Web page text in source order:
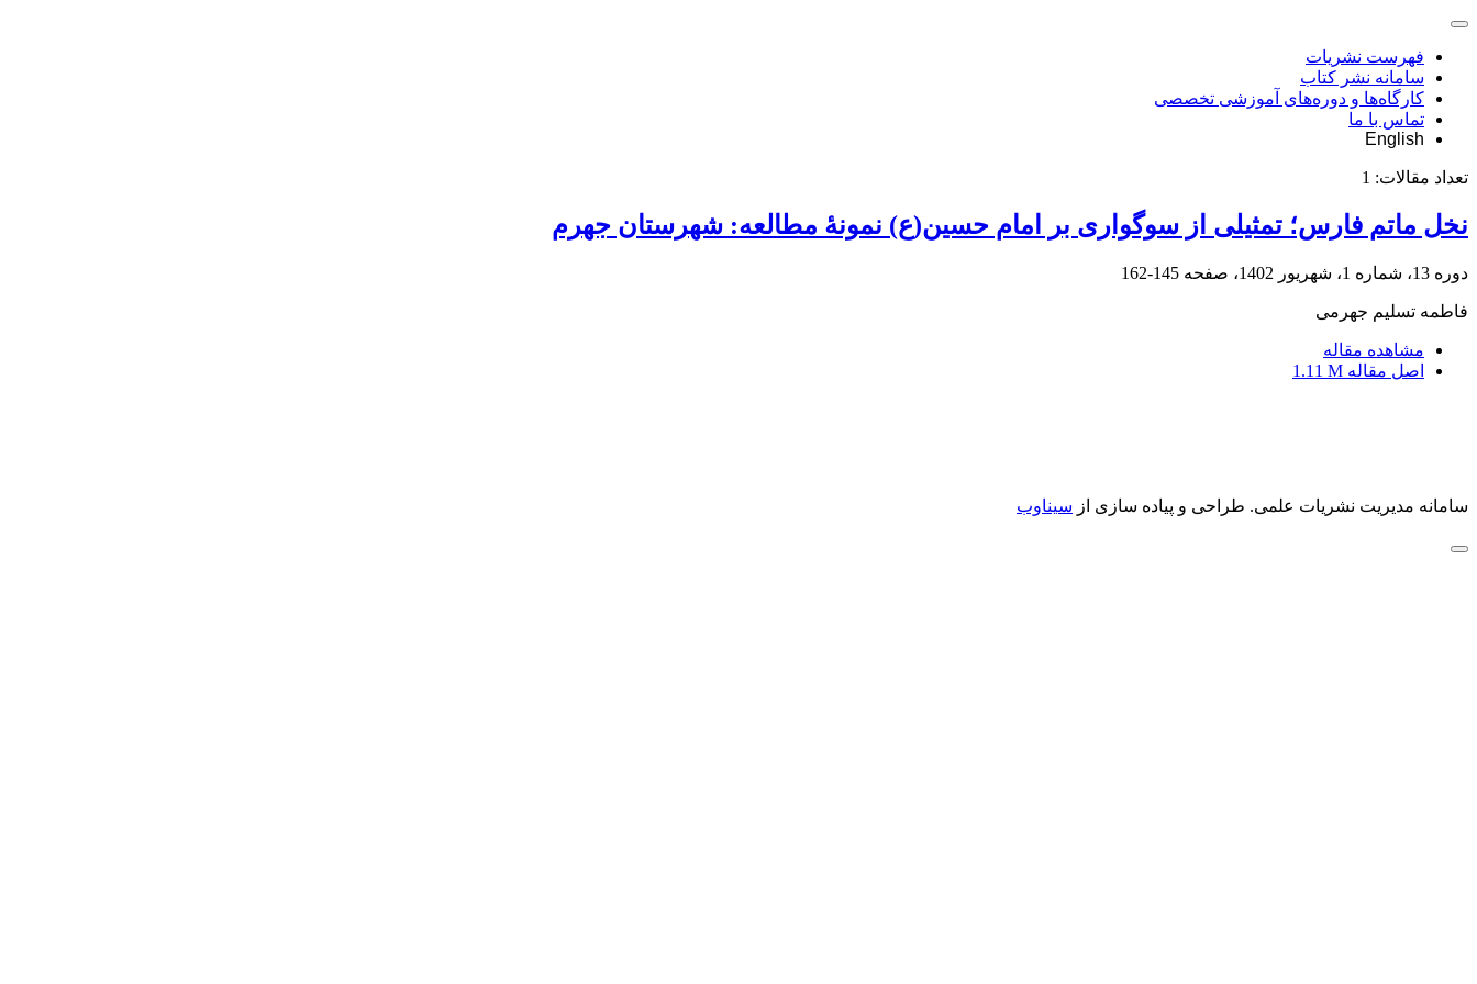
فهرست نشریات
سامانه نشر کتاب
کارگاه‌ها و دوره‌های آموزشی تخصصی
تماس با ما
English
تعداد مقالات: 1
نخل ماتم فارس؛ تمثیلی از سوگواری بر امام حسین(ع) نمونۀ مطالعه: شهرستان جهرم
دوره 13، شماره 1، شهریور 1402، صفحه 145-162
فاطمه تسلیم جهرمی
مشاهده مقاله
اصل مقاله 1.11 M
سامانه مدیریت نشریات علمی. طراحی و پیاده سازی از سیناوب